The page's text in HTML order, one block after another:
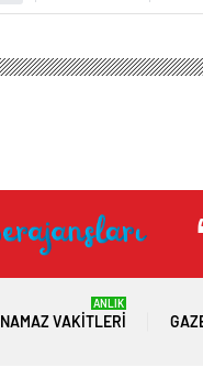
NAMAZ VAKITLERI
ANLIK